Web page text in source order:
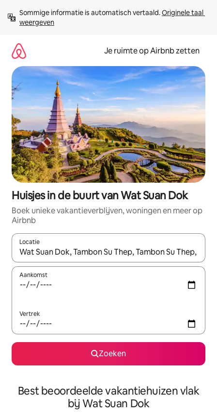
direct
naar
Sommige informatie is automatisch vertaald. Originele taal
weergeven
Je ruimte op Airbnb zetten
Huisjes in de buurt van Wat Suan Dok
Boek unieke vakantieverblijven, woningen en meer op
Airbnb
Locatie
Wanneer er suggesties beschikbaar zijn, maak je een keuze
Aankomst
Vertrek
Zoeken
Best beoordeelde vakantiehuizen vlak
bij Wat Suan Dok